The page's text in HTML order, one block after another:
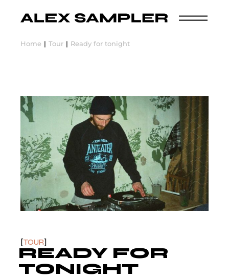
Home Tour Ready for tonight
TOUR
READY FOR
TONIGHT